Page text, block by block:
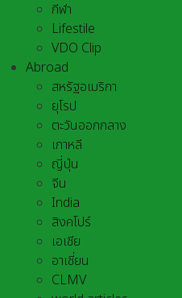
กีฬา
Lifestile
VDO Clip
Abroad
สหรัฐอเมริกา
ยุโรป
ตะวันออกกลาง
เกาหลี
ญี่ปุ่น
จีน
India
สิงคโปร์
เอเชีย
อาเชี่ยน
CLMV